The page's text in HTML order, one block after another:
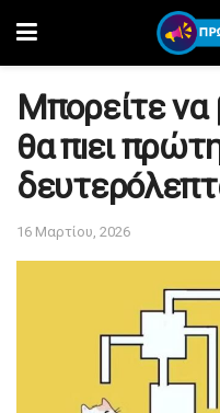
Mπορείτε να
θα πıει
16 Μαρτίου, 2026